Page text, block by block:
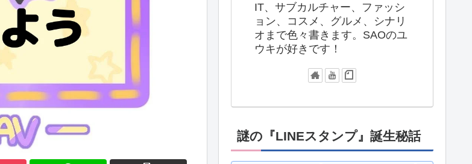
IT、サブカルチャー、ファッシ
ョン、コスメ、グルメ、シナリ
オまで色々書きます。SAOのユ
ウキが好きです！
謎の『LINEスタンプ』誕生秘話